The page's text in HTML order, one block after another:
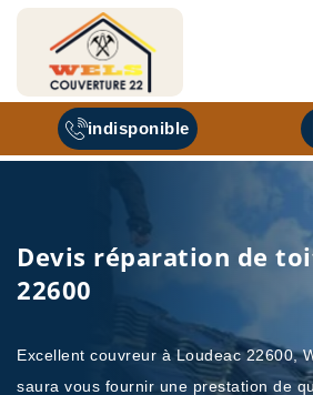
indisponible
Devis réparation de
22600
Excellent couvreur à Loudeac 22600,
saura vous fournir une prestation de